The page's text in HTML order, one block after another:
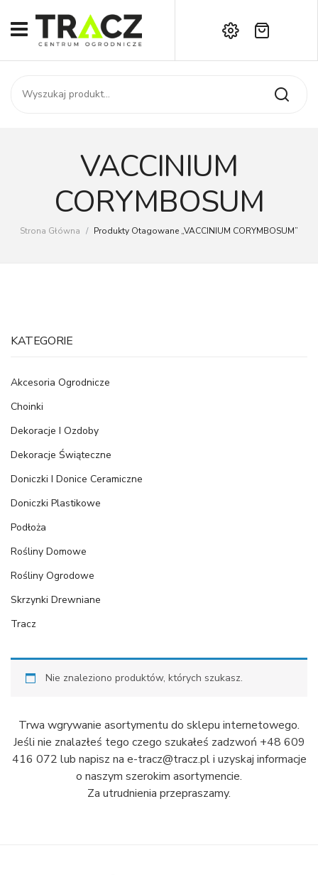
START
SKLEP
KONTAKT
Kontakt
Brak produktów w koszyku.
VACCINIUM
CORYMBOSUM
Strona Główna / Produkty Otagowane „VACCINIUM CORYMBOSUM”
KATEGORIE
Akcesoria Ogrodnicze
Choinki
Dekoracje I Ozdoby
Dekoracje Świąteczne
Doniczki I Donice Ceramiczne
Doniczki Plastikowe
Podłoża
Rośliny Domowe
Rośliny Ogrodowe
Skrzynki Drewniane
Tracz
Nie znaleziono produktów, których szukasz.
Trwa wgrywanie asortymentu do sklepu internetowego.
Jeśli nie znalazłeś tego czego szukałeś zadzwoń +48 609
416 072 lub napisz na e-tracz@tracz.pl i uzyskaj informacje
o naszym szerokim asortymencie.
Za utrudnienia przepraszamy.